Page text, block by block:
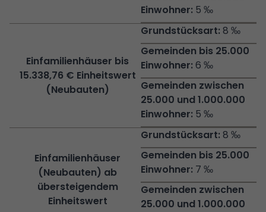
5 ‰
Einfamilienhäuser bis
15.338,76 € Einheitswert
(Neubauten)
8 ‰
6 ‰
5 ‰
Einfamilienhäuser
(Neubauten) ab
übersteigendem
Einheitswert
8 ‰
7 ‰